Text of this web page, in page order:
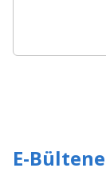
E-